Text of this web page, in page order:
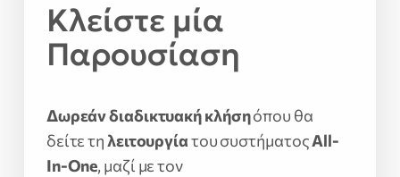
Κλείστε μία
Παρουσίαση
Δωρεάν διαδικτυακή κλήσηόπου θα
δείτε τη λειτουργίατου συστήματοςAll-
In-One, μαζί με τον